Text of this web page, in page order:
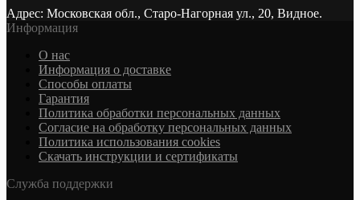
Адрес: Московская обл., Старо-Нагорная ул., 20, Видное.
Информация
О нас
Информация о доставке
Cпособы оплаты
Гарантия
Политика обработки персональных данных
Согласие на обработку персональных данных
Политика использования cookies
Скачать инструкции и сертификаты
Служба поддержки